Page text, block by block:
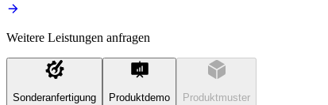
Weitere Leistungen anfragen
Sonderanfertigung Produktdemo Produktmuster